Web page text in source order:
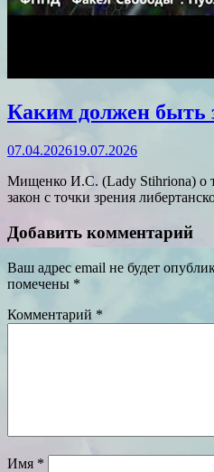
Каким должен быть
07.04.202619.07.2026
Мищенко И.С. (Lady Stihriona) о
закон с точки зрения
Добавить комментарий
Ваш адрес email не будет
помечены *
Комментарий *
Имя *